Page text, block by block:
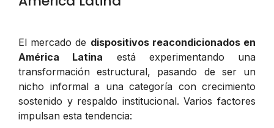
El mercado de dispositivos reacondicionados en
América Latina está experimentando una
transformación estructural, pasando de ser un
nicho informal a una categoría con crecimiento
sostenido y respaldo institucional. Varios factores
impulsan esta tendencia: